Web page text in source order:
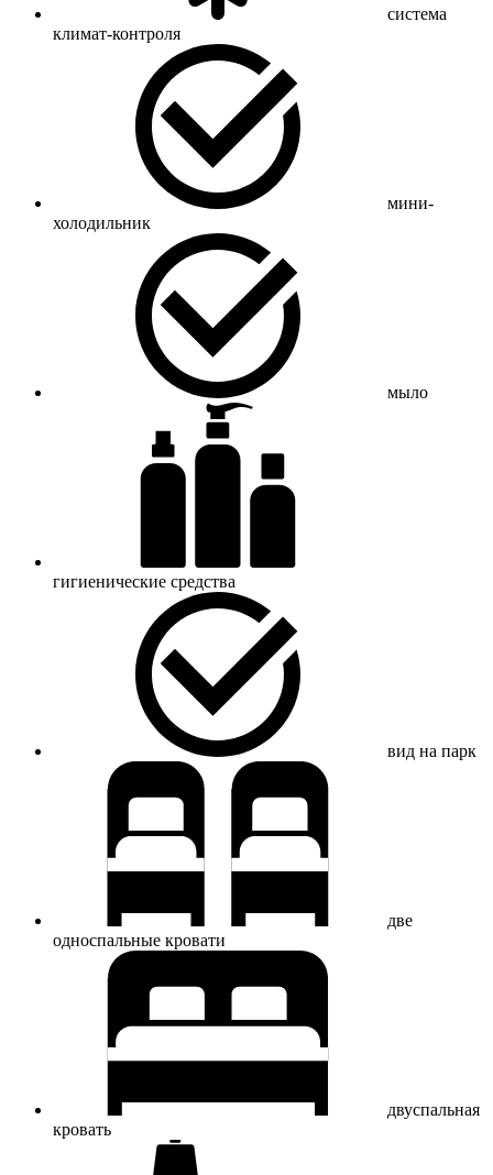
система
климат-контроля
мини-
холодильник
мыло
гигиенические средства
вид на парк
две
односпальные кровати
двуспальная
кровать